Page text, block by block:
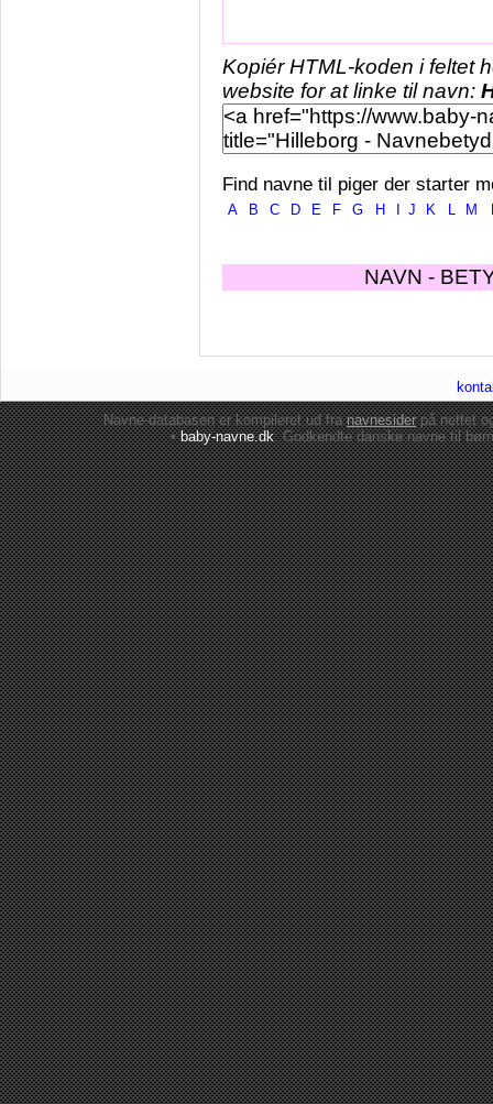
Kopiér HTML-koden i feltet
website for at linke til navn:
Find navne til piger der starter
A B C D E F G H J K L M
NAVN -
Navne-databasen er kompileret ud franavnesiderpå nettet
•baby-navne.dk: Godkendte danskenavne til børn